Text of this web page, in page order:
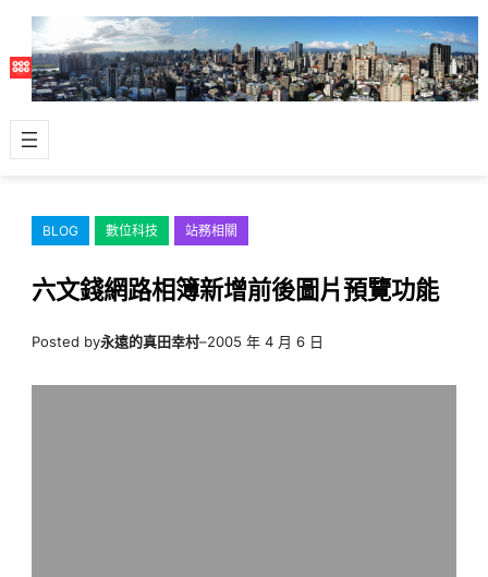
主
容
BLOG 數位科技 站務相關
六文錢網路相簿新增前後圖片預覽功能
Posted by永遠的真田幸村–2005 年 4 月 6 日